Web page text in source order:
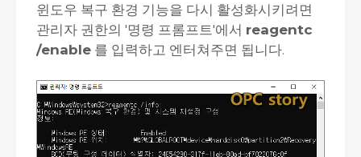
윈도우 복구 환경 기능을 다시 활성화시키려면
관리자 권한의 '명령 프롬프트'에서 reagentc
/enable 를 입력하고 엔터쳐주면 됩니다.